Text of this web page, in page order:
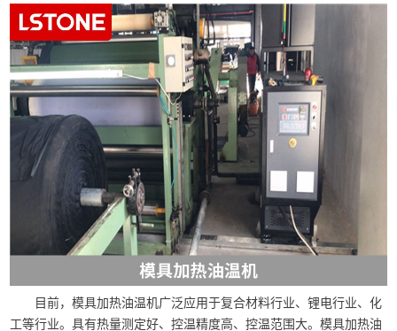
目前，模具加热油温机广泛应用于复合材料行业、锂电行业、化
工等行业。具有热量测定好、控温精度高、控温范围大。模具加热油